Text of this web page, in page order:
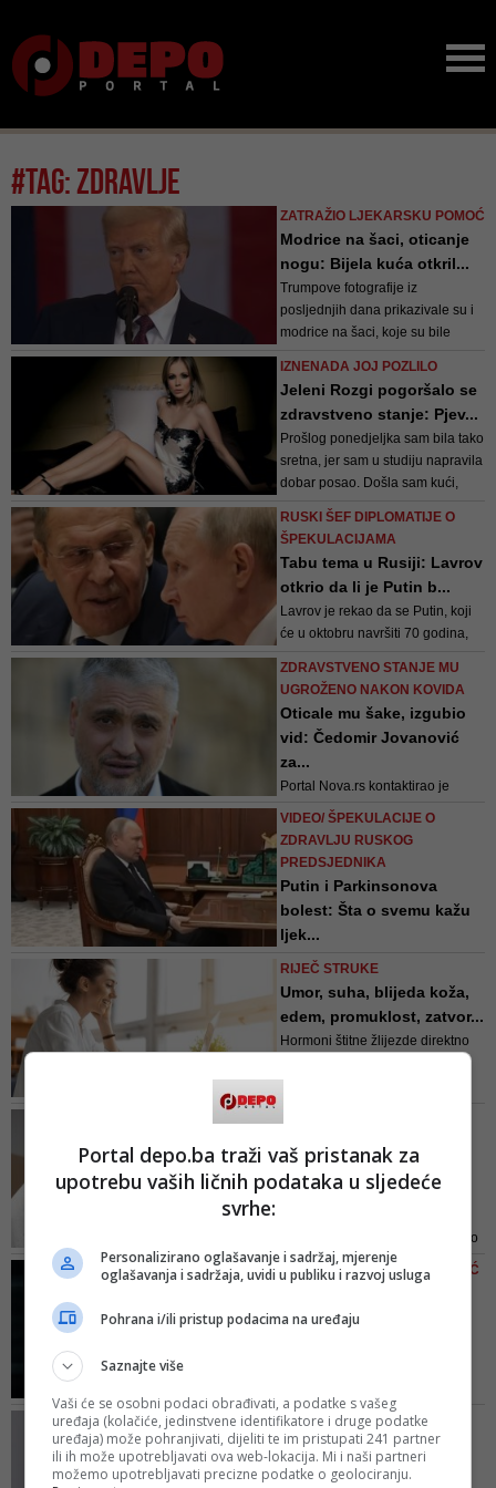
#tag: zdravlje
ZATRAŽIO LJEKARSKU POMOĆ
Modrice na šaci, oticanje
nogu: Bijela kuća otkril...
Trumpove fotografije iz
posljednjih dana prikazivale su i
modrice na šaci, koje su bile
IZNENADA JOJ POZLILO
Jeleni Rozgi pogoršalo se
zdravstveno stanje: Pjev...
Prošlog ponedjeljka sam bila tako
sretna, jer sam u studiju napravila
dobar posao. Došla sam kući,
prošetala psa i bilo mi je malo
loše...
RUSKI ŠEF DIPLOMATIJE O
ŠPEKULACIJAMA
Tabu tema u Rusiji: Lavrov
otkrio da li je Putin b...
Lavrov je rekao da se Putin, koji
će u oktobru navršiti 70 godina,
javnosti"
ZDRAVSTVENO STANJE MU
UGROŽENO NAKON KOVIDA
Oticale mu šake, izgubio
vid: Čedomir Jovanović
za...
Portal Nova.rs kontaktirao je
Čedomira Jovanovića koji je
VIDEO/ ŠPEKULACIJE O
ZDRAVLJU RUSKOG
PREDSJEDNIKA
Putin i Parkinsonova
bolest: Šta o svemu kažu
ljek...
Video koji je Kremlj objavio
naizgled lošeg zdravlja. Neki
komentatori i tabloidi tvrde da ima
Parkinsonovu bolest. Šta kažu
RIJEČ STRUKE
Umor, suha, blijeda koža,
edem, promuklost, zatvor...
Hormoni štitne žlijezde direktno
nakon odlaska s KCUS-a:
...
profesionalnom angažmanu, kao
ljekar u javnozdravstvenom
sektoru, sam u sklopu hirurškog i
liječenju pacijenata postao bolno
VIDEO/ NEJRA LATIĆ-HULUSIĆ
ISKUSTVA
Aktivistkinja Nejra Latić-Hulusić
naglašava da ogroman problem
leži u samoj percepciji spontanog
pobačaja – a koji se nerijetko
OBRAČUN SA
'NEPRIJATELJIMA'
Konaković: 'RS gora i od
Portal depo.ba traži vaš pristanak za
upotrebu vaših ličnih podataka u sljedeće
svrhe:
Personalizirano oglašavanje i sadržaj, mjerenje
oglašavanja i sadržaja, uvidi u publiku i razvoj usluga
Pohrana i/ili pristup podacima na uređaju
Saznajte više
Vaši će se osobni podaci obrađivati, a podatke s vašeg
uređaja (kolačiće, jedinstvene identifikatore i druge podatke
uređaja) može pohranjivati, dijeliti te im pristupati 241 partner
ili ih može upotrebljavati ova web-lokacija. Mi i naši partneri
možemo upotrebljavati precizne podatke o geolociranju.